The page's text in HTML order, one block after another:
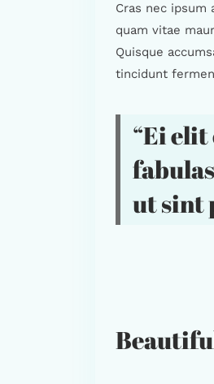
Cras nec ipsum
quam vitae
Quisque
tincidunt
“Ei
ut sint